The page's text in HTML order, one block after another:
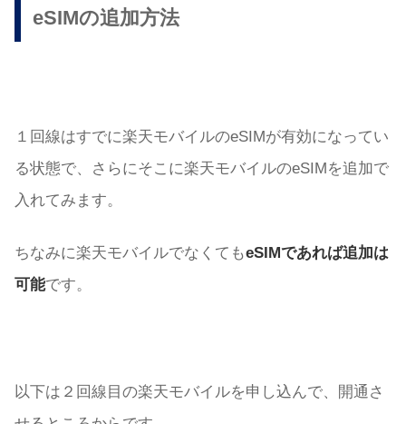
eSIMの追加方法
１回線はすでに楽天モバイルのeSIMが有効になってい
る状態で、さらにそこに楽天モバイルのeSIMを追加で
入れてみます。
ちなみに楽天モバイルでなくてもeSIMであれば追加は
可能です。
以下は２回線目の楽天モバイルを申し込んで、開通さ